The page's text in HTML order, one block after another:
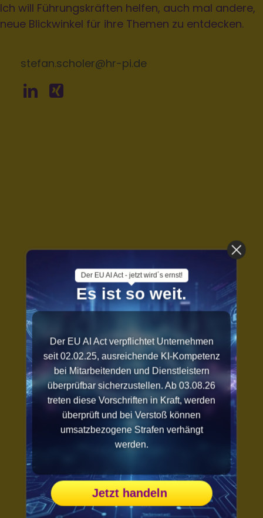
Ich will Führungskräften helfen, auch mal andere,
neue Blickwinkel für ihre Themen zu entdecken.
stefan.scholer@hr-pi.de
Der EU AI Act - jetzt wird´s ernst!
Es ist so weit.
Der EU AI Act verpflichtet Unternehmen
seit 02.02.25, ausreichende KI-Kompetenz
bei Mitarbeitenden und Dienstleistern
überprüfbar sicherzustellen. Ab 03.08.26
treten diese Vorschriften in Kraft, werden
überprüft und bei Verstoß können
umsatzbezogene Strafen verhängt
werden.
Jetzt handeln